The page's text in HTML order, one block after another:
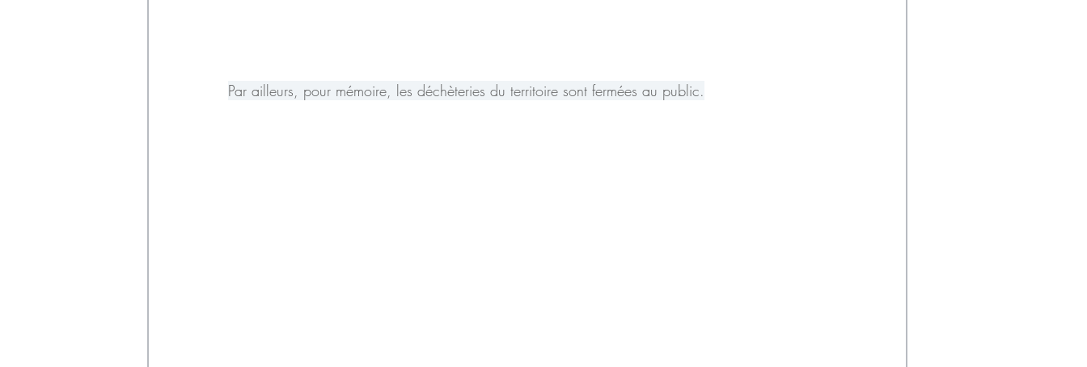
Par ailleurs, pour mémoire, les déchèteries du territoire sont fermées au public.